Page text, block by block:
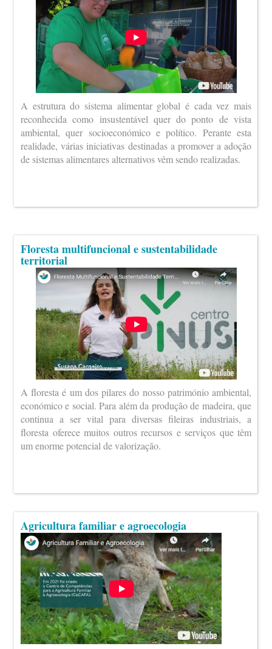
A estrutura do sistema alimentar global é cada vez mais
reconhecida como insustentável quer do ponto de vista
ambiental, quer socioeconómico e político. Perante esta
realidade, várias iniciativas destinadas a promover a adoção
de sistemas alimentares alternativos vêm sendo realizadas.
Floresta multifuncional e sustentabilidade
territorial
A floresta é um dos pilares do nosso património ambiental,
económico e social. Para além da produção de madeira, que
continua a ser vital para diversas fileiras industriais, a
floresta oferece muitos outros recursos e serviços que têm
um enorme potencial de valorização.
Agricultura familiar e agroecologia